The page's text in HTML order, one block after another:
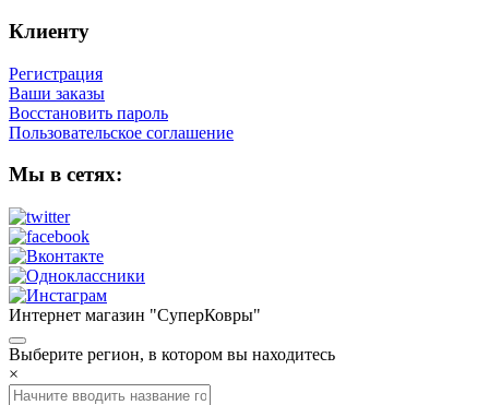
Клиенту
Регистрация
Ваши заказы
Восстановить пароль
Пользовательское соглашение
Мы в сетях:
Интернет магазин "СуперКовры"
Выберите регион, в котором вы находитесь
×